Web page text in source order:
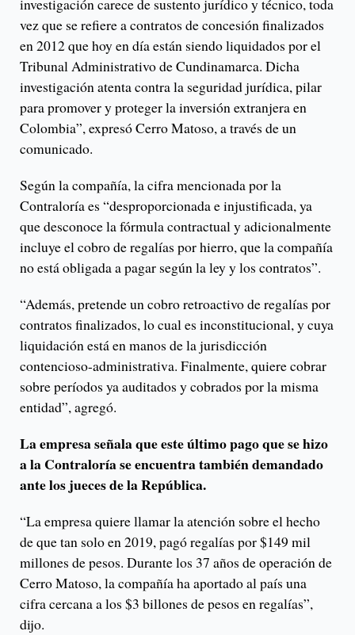
investigación carece de sustento jurídico y técnico, toda
vez que se refiere a contratos de concesión finalizados
en 2012 que hoy en día están siendo liquidados por el
Tribunal Administrativo de Cundinamarca. Dicha
investigación atenta contra la seguridad jurídica, pilar
para promover y proteger la inversión extranjera en
Colombia”, expresó Cerro Matoso, a través de un
comunicado.
Según la compañía, la cifra mencionada por la
Contraloría es “desproporcionada e injustificada, ya
que desconoce la fórmula contractual y adicionalmente
incluye el cobro de regalías por hierro, que la compañía
no está obligada a pagar según la ley y los contratos”.
“Además, pretende un cobro retroactivo de regalías por
contratos finalizados, lo cual es inconstitucional, y cuya
liquidación está en manos de la jurisdicción
contencioso-administrativa. Finalmente, quiere cobrar
sobre períodos ya auditados y cobrados por la misma
entidad”, agregó.
La empresa señala que este último pago que se hizo
a la Contraloría se encuentra también demandado
ante los jueces de la República.
“La empresa quiere llamar la atención sobre el hecho
de que tan solo en 2019, pagó regalías por $149 mil
millones de pesos. Durante los 37 años de operación de
Cerro Matoso, la compañía ha aportado al país una
cifra cercana a los $3 billones de pesos en regalías”,
dijo.